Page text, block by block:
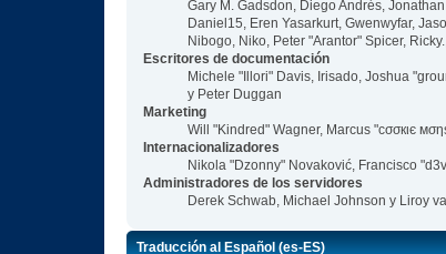
Gary M. Gadsdon, Diego Andrés,
Daniel15, Eren Yasarkurt, Gwenwyfar,
Nibogo, Niko, Peter "Arantor" Spicer,
Escritores de documentación
Michele "Illori" Davis, Irisado, Joshua
y Peter Duggan
Marketing
Will "Kindred" Wagner, Marcus "cσσкιє
Internacionalizadores
Nikola "Dzonny" Novaković, Francisco
Administradores de los servidores
Derek Schwab, Michael Johnson y Liroy
Traducción al Español (es-ES)